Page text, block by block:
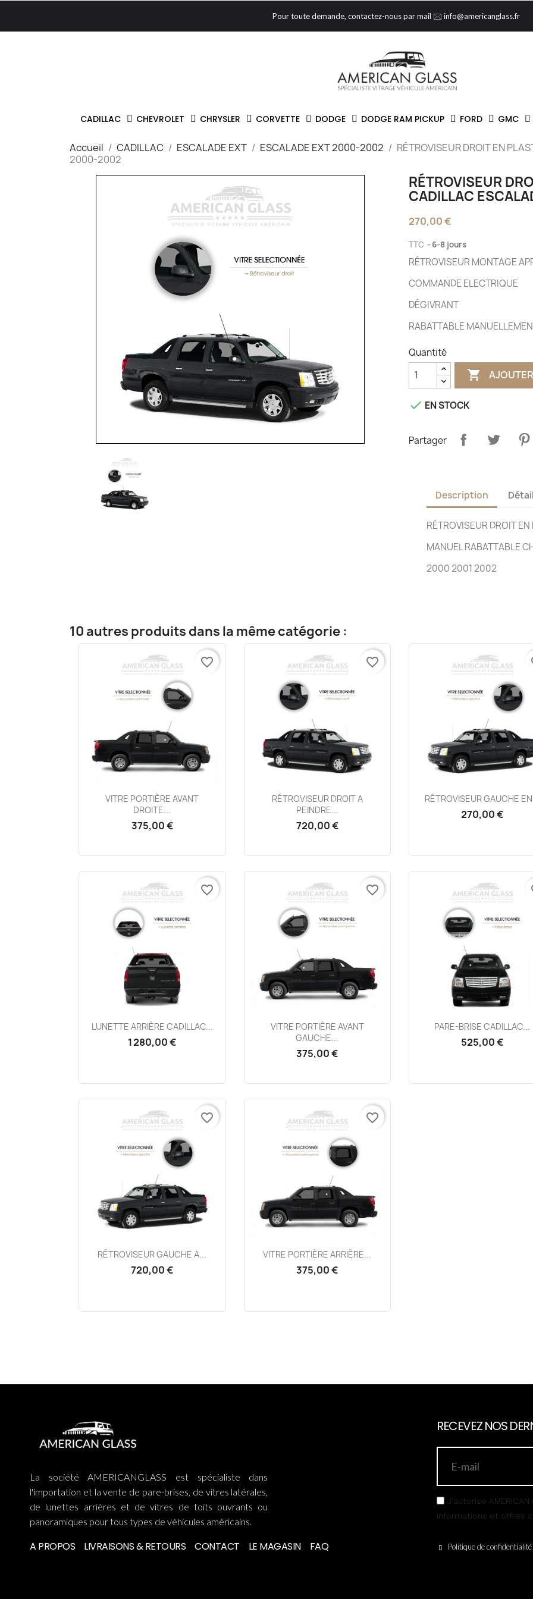
Pour toute demande, contactez-nous par mail 🖂 info@americanglass.fr
CADILLAC CHEVROLET CHRYSLER CORVETTE DODGE DODGE RAM PICKUP FORD GMC
Accueil CADILLAC ESCALADE EXT ESCALADE EXT 2000-2002
RÉTROVISEUR DROIT EN
2000-2002
RÉTROVISEUR
CADILLAC
270,00 €
TTC 6-8 jours
RÉTROVISEUR MONTAGE
COMMANDE ELECTRIQUE
DÉGIVRANT
RABATTABLE
Quantité

 EN STOCK
Partager
Description
RÉTROVISEUR DROIT
MANUEL RABATTABLE
2000 2001 2002
10 autres produits dans la même catégorie :
Aperçu rapide
VITRE PORTIÈRE AVANT
DROITE...
375,00 €
favorite_border
Aperçu rapide
RÉTROVISEUR DROIT A
PEINDRE...
720,00 €
favorite_border
Aperçu rapide
RÉTROVISEUR GAUCHE
270,00 €
Aperçu rapide
LUNETTE ARRIÈRE CADILLAC...
1 280,00 €
favorite_border
Aperçu rapide
VITRE PORTIÈRE AVANT
GAUCHE...
375,00 €
favorite_border
Aperçu rapide
PARE-BRISE CADILLAC...
525,00 €
Aperçu rapide
RÉTROVISEUR GAUCHE A...
720,00 €
favorite_border
Aperçu rapide
VITRE PORTIÈRE ARRIÈRE...
375,00 €
favorite_border
La société AMERICANGLASS est spécialiste dans
l'importation et la vente de pare-brises, de vitres latérales,
de lunettes arrières et de vitres de toits ouvrants ou
panoramiques pour tous types de véhicules américains.
A PROPOS LIVRAISONS & RETOURS CONTACT LE MAGASIN FAQ
RECEVEZ NOS
J’autorise
informations et offres
Politique de confidentialité